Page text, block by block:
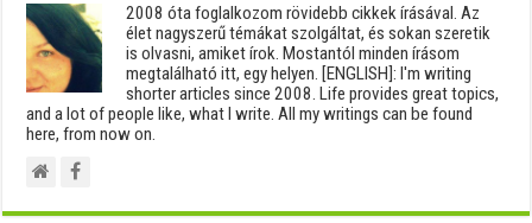
2008 óta foglalkozom rövidebb cikkek írásával. Az
élet nagyszerű témákat szolgáltat, és sokan szeretik
is olvasni, amiket írok. Mostantól minden írásom
megtalálható itt, egy helyen. [ENGLISH]: I'm writing
shorter articles since 2008. Life provides great topics,
and a lot of people like, what I write. All my writings can be found
here, from now on.